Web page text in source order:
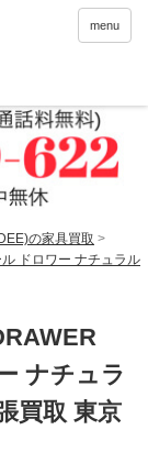
menu
の家具買取 >
ドロワー ナチュラル
ナチュラ
買取 東京